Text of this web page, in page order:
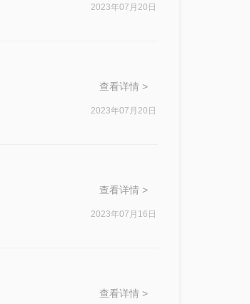
2023年07月20日
查看详情 >
2023年07月20日
查看详情 >
2023年07月16日
查看详情 >